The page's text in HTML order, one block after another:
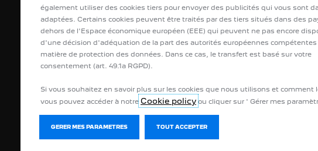
ACCÈS RAPIDE
Demandez un essai
My peugeot
Nos concessions
Offres du moment
APRÈS-VENTE
également utiliser des cookies tiers pour envoyer des publicités qui vous sont
adaptées. Certains cookies peuvent être traités par des tiers situés dans des
dehors de l'Espace économique européen (EEE) qui peuvent ne pas encore
d'une décision d'adéquation de la part des autorités européennes compétentes
matière de protection des données. Dans ce cas, le transfert est basé sur votre
consentement (art. 49.1a RGPD).
Si vous souhaitez en savoir plus sur les cookies que nous utilisons et comment
vous pouvez accéder à notre Cookie policy ou cliquer sur ' Gérer mes
GERER MES PARAMETRES TOUT ACCEPTER